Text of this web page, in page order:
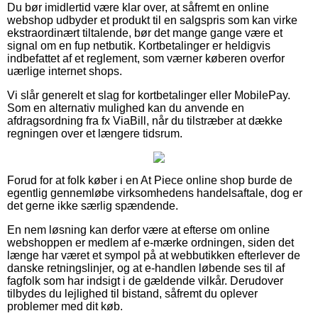
Du bør imidlertid være klar over, at såfremt en online
webshop udbyder et produkt til en salgspris som kan virke
ekstraordinært tiltalende, bør det mange gange være et
signal om en fup netbutik. Kortbetalinger er heldigvis
indbefattet af et reglement, som værner køberen overfor
uærlige internet shops.
Vi slår generelt et slag for kortbetalinger eller MobilePay.
Som en alternativ mulighed kan du anvende en
afdragsordning fra fx ViaBill, når du tilstræber at dække
regningen over et længere tidsrum.
Forud for at folk køber i en At Piece online shop burde de
egentlig gennemløbe virksomhedens handelsaftale, dog er
det gerne ikke særlig spændende.
En nem løsning kan derfor være at efterse om online
webshoppen er medlem af e-mærke ordningen, siden det
længe har været et sympol på at webbutikken efterlever de
danske retningslinjer, og at e-handlen løbende ses til af
fagfolk som har indsigt i de gældende vilkår. Derudover
tilbydes du lejlighed til bistand, såfremt du oplever
problemer med dit køb.